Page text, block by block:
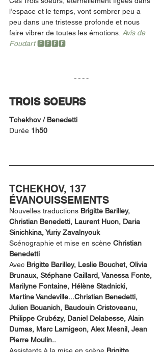
l’espace et le temps, vont sombrer peu a
peu dans une tristesse profonde et nous
faire vibrer de toutes les émotions. Avis de
Foudart 🅵🅵🅵🅵
TROIS SOEURS
Tchekhov / Benedetti
Durée 1h50
TCHEKHOV, 137
ÉVANOUISSEMENTS
Nouvelles traductions Brigitte Barilley,
Christian Benedetti, Laurent Huon, Daria
Sinichkina, Yuriy Zavalnyouk
Scénographie et mise en scène Christian
Benedetti
Avec Brigitte Barilley, Leslie Bouchet, Olivia
Brunaux, Stéphane Caillard, Vanessa Fonte,
Marilyne Fontaine, Hélène Stadnicki,
Martine Vandeville...Christian Benedetti,
Julien Bouanich, Baudouin Cristoveanu,
Philippe Crubézy, Daniel Delabesse, Alain
Dumas, Marc Lamigeon, Alex Mesnil, Jean
Pierre Moulin..